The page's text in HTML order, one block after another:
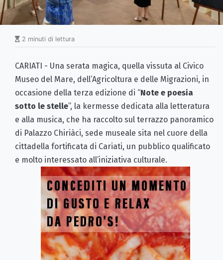
2 minuti di lettura
CARIATI - Una serata magica, quella vissuta al Civico
Museo del Mare, dell’Agricoltura e delle Migrazioni, in
occasione della terza edizione di “Note e poesia
sotto le stelle”, la kermesse dedicata alla letteratura
e alla musica, che ha raccolto sul terrazzo panoramico
di Palazzo Chiriàci, sede museale sita nel cuore della
cittadella fortificata di Cariati, un pubblico qualificato
e molto interessato all’iniziativa culturale.